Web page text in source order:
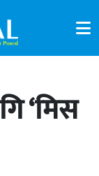
‘मिस